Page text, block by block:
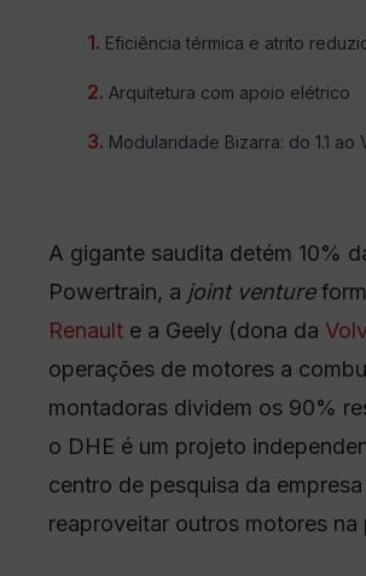
Eficiência térmica e atrito
Arquitetura com apoio elétrico
Modularidade Bizarra: do 1.1 ao
A gigante saudita detém 10%
Powertrain, a joint venture
Renault e a Geely (dona da
operações de motores a
montadoras dividem os 90%
o DHE é um projeto
centro de pesquisa da
reaproveitar outros motores na